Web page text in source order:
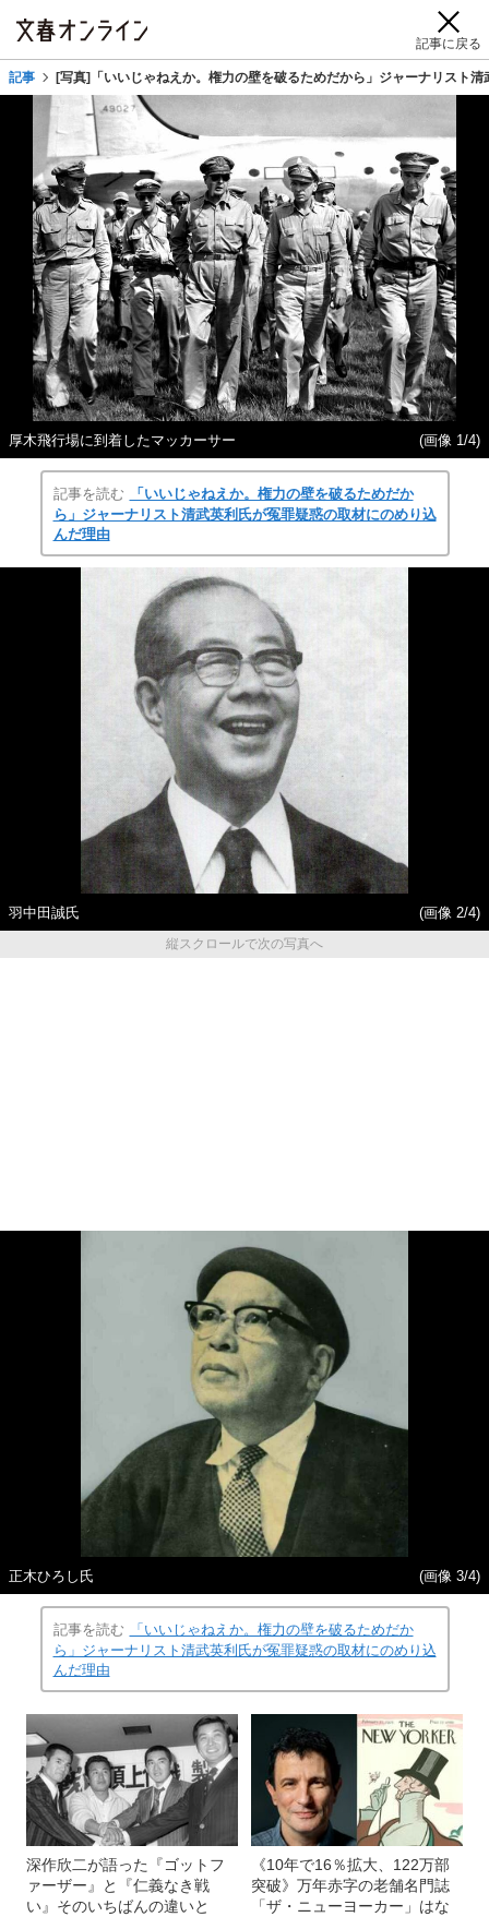
記事に戻る
記事 [写真]「いいじゃねえか。権力の壁を破るためだから」ジャーナリスト
厚木飛行場に到着したマッカーサー (画像 1/4)
記事を読む
「いいじゃねえか。権力の壁を破るためだか
ら」ジャーナリスト清武英利氏が冤罪疑惑の取材にのめり込
んだ理由
羽中田誠氏
(画像 2/4)
縦スクロールで次の写真へ
正木ひろし氏 (画像 3/4)
記事を読む
「いいじゃねえか。権力の壁を破るためだか
ら」ジャーナリスト清武英利氏が冤罪疑惑の取材にのめり込
んだ理由
深作欣二が語った『ゴットフ
ァーザー』と『仁義なき戦
い』そのいちばんの違いと
《10年で16％拡大、122万部
突破》万年赤字の老舗名門誌
「ザ・ニューヨーカー」はな